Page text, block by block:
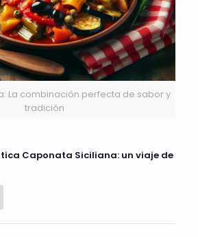
La combinación perfecta de sabor y
tradición
Caponata Siciliana: un viaje de